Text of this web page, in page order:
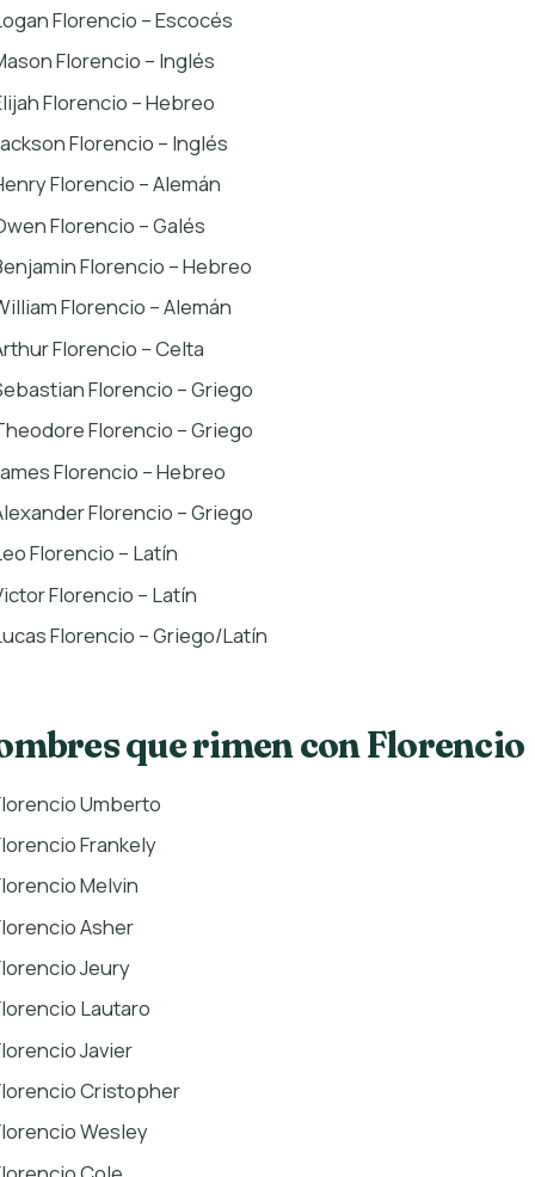
Florencio – Escocés
Florencio – Inglés
Florencio – Hebreo
Florencio – Inglés
Florencio – Alemán
Florencio – Galés
Florencio – Hebreo
Florencio – Alemán
Florencio – Celta
Florencio – Griego
Florencio – Griego
Florencio – Hebreo
Florencio – Griego
Florencio – Latín
Florencio – Latín
Florencio – Griego/Latín
que rimen con Florencio
Umberto
Frankely
Melvin
Asher
Jeury
Lautaro
Javier
Cristopher
Wesley